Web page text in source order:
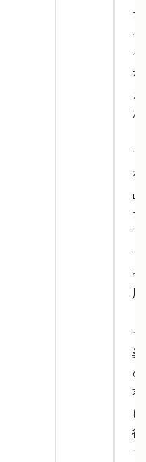
え
用
役